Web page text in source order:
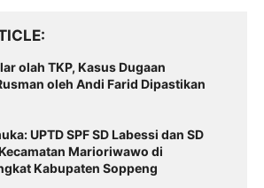
olah TKP, Kasus Dugaan
oleh Andi Farid Dipastikan
UPTD SPF SD Labessi dan SD
Marioriwawo di
Kabupaten Soppeng